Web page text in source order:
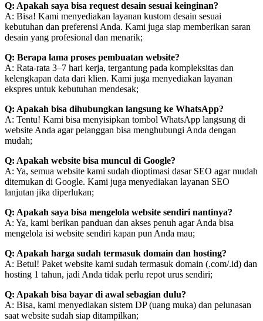
Q: Apakah saya bisa request desain sesuai keinginan?
A: Bisa! Kami menyediakan layanan kustom desain sesuai
kebutuhan dan preferensi Anda. Kami juga siap memberikan saran
desain yang profesional dan menarik;
Q: Berapa lama proses pembuatan website?
A: Rata-rata 3–7 hari kerja, tergantung pada kompleksitas dan
kelengkapan data dari klien. Kami juga menyediakan layanan
ekspres untuk kebutuhan mendesak;
Q: Apakah bisa dihubungkan langsung ke WhatsApp?
A: Tentu! Kami bisa menyisipkan tombol WhatsApp langsung di
website Anda agar pelanggan bisa menghubungi Anda dengan
mudah;
Q: Apakah website bisa muncul di Google?
A: Ya, semua website kami sudah dioptimasi dasar SEO agar mudah
ditemukan di Google. Kami juga menyediakan layanan SEO
lanjutan jika diperlukan;
Q: Apakah saya bisa mengelola website sendiri nantinya?
A: Ya, kami berikan panduan dan akses penuh agar Anda bisa
mengelola isi website sendiri kapan pun Anda mau;
Q: Apakah harga sudah termasuk domain dan hosting?
A: Betul! Paket website kami sudah termasuk domain (.com/.id) dan
hosting 1 tahun, jadi Anda tidak perlu repot urus sendiri;
Q: Apakah bisa bayar di awal sebagian dulu?
A: Bisa, kami menyediakan sistem DP (uang muka) dan pelunasan
saat website sudah siap ditampilkan;